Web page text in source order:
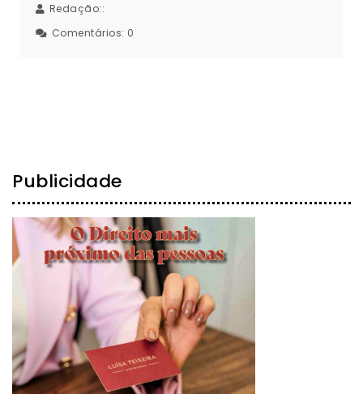
Redação::
Comentários: 0
Publicidade